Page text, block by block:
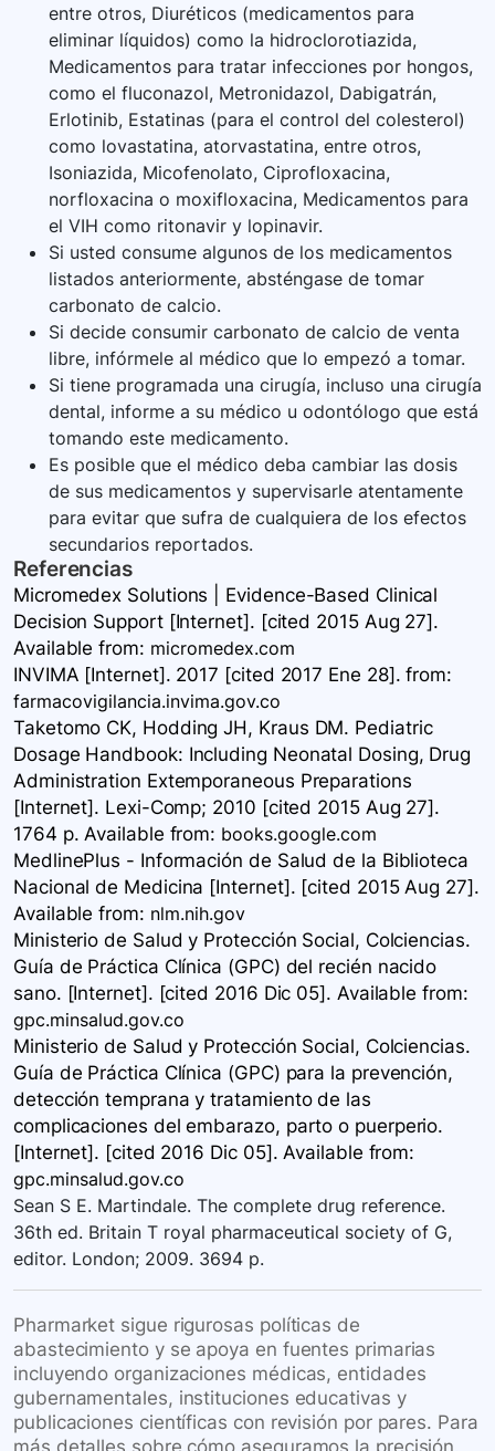
entre otros, Diuréticos (medicamentos para
eliminar líquidos) como la hidroclorotiazida,
Medicamentos para tratar infecciones por hongos,
como el fluconazol, Metronidazol, Dabigatrán,
Erlotinib, Estatinas (para el control del colesterol)
como lovastatina, atorvastatina, entre otros,
Isoniazida, Micofenolato, Ciprofloxacina,
norfloxacina o moxifloxacina, Medicamentos para
el VIH como ritonavir y lopinavir.
Si usted consume algunos de los medicamentos
listados anteriormente, absténgase de tomar
carbonato de calcio.
Si decide consumir carbonato de calcio de venta
libre, infórmele al médico que lo empezó a tomar.
Si tiene programada una cirugía, incluso una cirugía
dental, informe a su médico u odontólogo que está
tomando este medicamento.
Es posible que el médico deba cambiar las dosis
de sus medicamentos y supervisarle atentamente
para evitar que sufra de cualquiera de los efectos
secundarios reportados.
Referencias
Micromedex Solutions | Evidence-Based Clinical
Decision Support [Internet]. [cited 2015 Aug 27].
Available from: micromedex.com
INVIMA [Internet]. 2017 [cited 2017 Ene 28]. from:
farmacovigilancia.invima.gov.co
Taketomo CK, Hodding JH, Kraus DM. Pediatric
Dosage Handbook: Including Neonatal Dosing, Drug
Administration Extemporaneous Preparations
[Internet]. Lexi-Comp; 2010 [cited 2015 Aug 27].
1764 p. Available from: books.google.com
MedlinePlus - Información de Salud de la Biblioteca
Nacional de Medicina [Internet]. [cited 2015 Aug 27].
Available from: nlm.nih.gov
Ministerio de Salud y Protección Social, Colciencias.
Guía de Práctica Clínica ​(GPC) del recién nacido
sano. [Internet]. [cited 2016 Dic 05]. Available from:
gpc.minsalud.gov.co
Ministerio de Salud y Protección Social, Colciencias.
Guía de Práctica Clínica ​(GPC) para la prevención,
detección temprana y tratamiento de las
complicaciones del embarazo, parto o puerperio.
[Internet]. [cited 2016 Dic 05]. Available from:
gpc.minsalud.gov.co
Sean S E. Martindale. The complete drug reference.
36th ed. Britain T royal pharmaceutical society of G,
editor. London; 2009. 3694 p.
Pharmarket sigue rigurosas políticas de
abastecimiento y se apoya en fuentes primarias
incluyendo organizaciones médicas, entidades
gubernamentales, instituciones educativas y
publicaciones científicas con revisión por pares. Para